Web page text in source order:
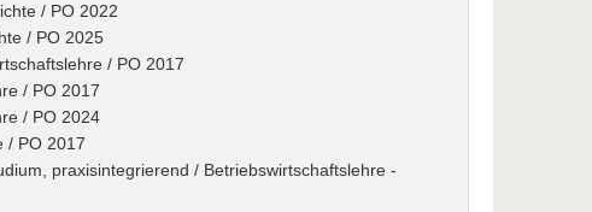
/ PO 2022
/ PO 2025
/ PO 2017
/ PO 2017
/ PO 2024
/ PO 2017
praxisintegrierend / Betriebswirtschaftslehre -